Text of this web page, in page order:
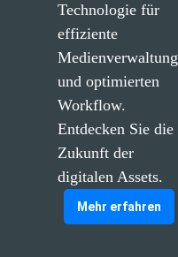
Technologie für
effiziente
Medienverwaltung
und optimierten
Workflow.
Entdecken Sie die
Zukunft der
digitalen Assets.
Mehr erfahren